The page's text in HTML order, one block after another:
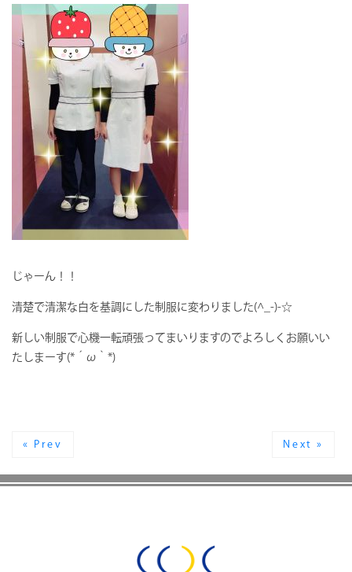
じゃーん！！
清楚で清潔な白を基調にした制服に変わりました(^_-)-☆
新しい制服で心機一転頑張ってまいりますのでよろしくお願いい
たしまーす(*´ω｀*)
« Prev Next »